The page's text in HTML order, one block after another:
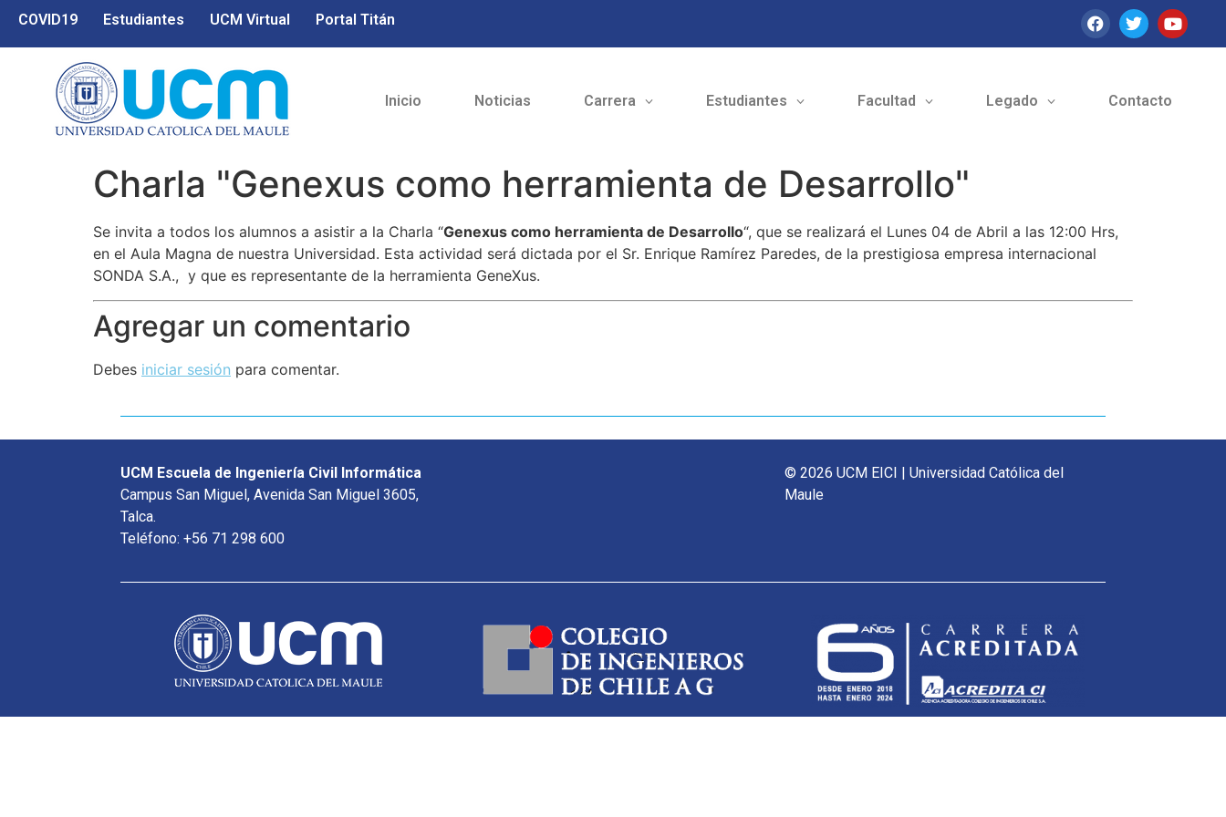
COVID19 Estudiantes UCM Virtual Portal Titán
Inicio Noticias Carrera Estudiantes Facultad Legado Contacto
Charla "Genexus como herramienta de Desarrollo"
Se invita a todos los alumnos a asistir a la Charla “Genexus como herramienta de Desarrollo“, que se realizará el Lunes 04 de Abril a las 12:00 Hrs,
en el Aula Magna de nuestra Universidad. Esta actividad será dictada por el Sr. Enrique Ramírez Paredes, de la prestigiosa empresa internacional
SONDA S.A., y que es representante de la herramienta GeneXus.
Agregar un comentario
Debes iniciar sesión para comentar.
UCM Escuela de Ingeniería Civil Informática
Campus San Miguel, Avenida San Miguel 3605,
Talca.
Teléfono: +56 71 298 600
© 2026 UCM EICI | Universidad Católica del
Maule